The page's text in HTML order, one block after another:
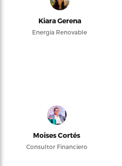
Kiara Gerena
Energía Renovable
Moises Cortés
Consultor Financiero